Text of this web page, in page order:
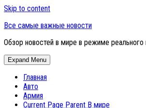
Skip to content
Все самые важные новости
Обзор новостей в мире в режиме реального
Expand Menu
Главная
Авто
Армия
Current Page Parent В мире